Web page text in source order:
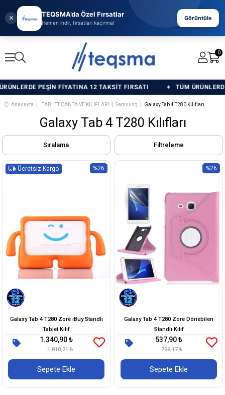
× TEQSMA’da Özel Fırsatlar
Hemen indir, fırsatları kaçırma!
Görüntüle
0
PEŞİN FİYATINA 12 TAKSİT FIRSATI TÜM ÜRÜNLERDE
Anasayfa TABLET ÇANTA VE KILIFLARI Samsung Galaxy Tab 4 T280 Kılıfları
Galaxy Tab 4 T280 Kılıfları
Filtreleme
Sıralama
Galaxy Tab 4 T280 Zore iBuy Standlı
Tablet Kılıf
1.340,90 ₺
1.810,21 ₺
Sepete Ekle
%26
Ücretsiz Kargo
Galaxy Tab 4 T280 Zore Dönebilen
Standlı Kılıf
537,90 ₺
726,17 ₺
Sepete Ekle
%26